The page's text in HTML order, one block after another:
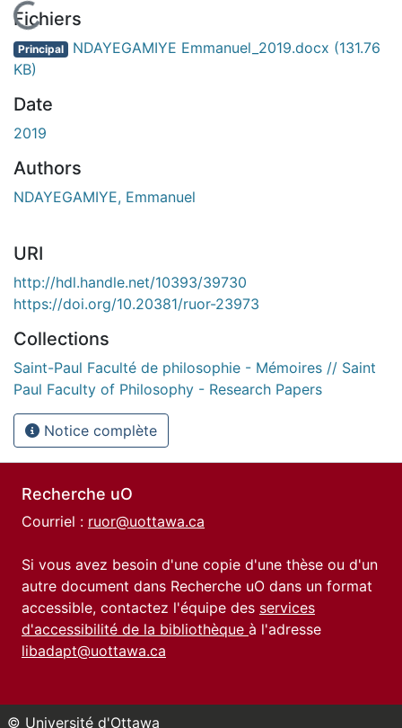
En cours de chargement...
Fichiers
Principal NDAYEGAMIYE Emmanuel_2019.docx (131.76
KB)
Date
2019
Authors
NDAYEGAMIYE, Emmanuel
URI
http://hdl.handle.net/10393/39730
https://doi.org/10.20381/ruor-23973
Collections
Saint-Paul Faculté de philosophie - Mémoires // Saint
Paul Faculty of Philosophy - Research Papers
Notice complète
Recherche uO
Courriel : ruor@uottawa.ca
Si vous avez besoin d'une copie d'une thèse ou d'un
autre document dans Recherche uO dans un format
accessible, contactez l'équipe des services
d'accessibilité de la bibliothèque à l'adresse
libadapt@uottawa.ca
© Université d'Ottawa